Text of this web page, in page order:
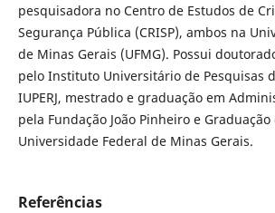
pesquisadora no Centro de Estudos de
Segurança Pública (CRISP), ambos na
de Minas Gerais (UFMG). Possui
pelo Instituto Universitário de Pesquisas
IUPERJ, mestrado e graduação em
pela Fundação João Pinheiro e
Universidade Federal de Minas Gerais.
Referências